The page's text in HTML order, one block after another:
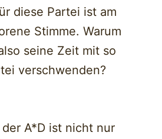
diese Partei ist am
Stimme. Warum
seine Zeit mit so
verschwenden?
der A*D ist nicht nur